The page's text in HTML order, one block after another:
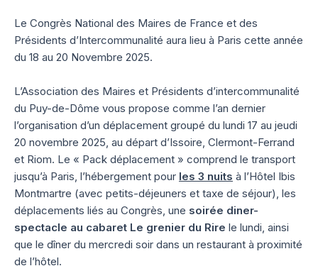
Le Congrès National des Maires de France et des
Présidents d’Intercommunalité aura lieu à Paris cette année
du 18 au 20 Novembre 2025.
L’Association des Maires et Présidents d’intercommunalité
du Puy-de-Dôme vous propose comme l’an dernier
l’organisation d’un déplacement groupé du lundi 17 au jeudi
20 novembre 2025, au départ d’Issoire, Clermont-Ferrand
et Riom. Le « Pack déplacement » comprend le transport
jusqu’à Paris, l’hébergement pour les 3 nuits à l’Hôtel Ibis
Montmartre (avec petits-déjeuners et taxe de séjour), les
déplacements liés au Congrès, une soirée diner-
spectacle au cabaret Le grenier du Rire le lundi, ainsi
que le dîner du mercredi soir dans un restaurant à proximité
de l’hôtel.